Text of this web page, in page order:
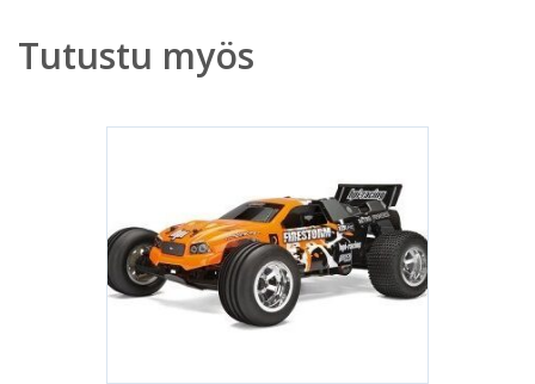
Tutustu myös